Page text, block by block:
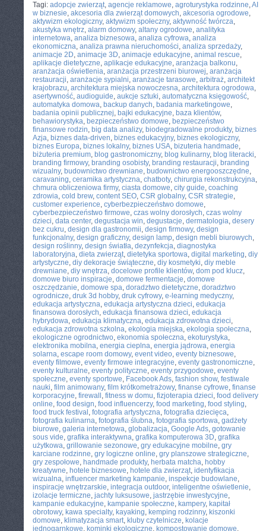
Tagi: adopcje zwierząt, agencje reklamowe, agroturystyka rodzinne,AI
w biznesie, akcesoria dla zwierząt domowych, akcesoria ogrodowe,
aktywizm ekologiczny, aktywizm społeczny, aktywność twórcza,
akustyka wnętrz, alarm domowy, altany ogrodowe, analityka
internetowa, analiza biznesowa, analiza cyfrowa, analiza
ekonomiczna, analiza prawna nieruchomości, analiza sprzedaży,
animacje 2D, animacje 3D, animacje edukacyjne, animal rescue,
aplikacje dietetyczne, aplikacje edukacyjne, aranżacja balkonu,
aranżacja oświetlenia, aranżacja przestrzeni biurowej, aranżacja
restauracji, aranżacje sypialni, aranżacje tarasowe, arbitraż, architekt
krajobrazu, architektura miejska nowoczesna, architektura ogrodowa,
asertywność, audioguide, aukcje sztuki, automatyczna księgowość,
automatyka domowa, backup danych, badania marketingowe,
badania opinii publicznej, bajki edukacyjne, baza klientów,
behawiorystyka, bezpieczeństwo domowe, bezpieczeństwo
finansowe rodzin, big data analizy, biodegradowalne produkty, biznes
Azja, biznes data-driven, biznes edukacyjny, biznes ekologiczny,
biznes Europa, biznes lokalny, biznes USA, bizuteria handmade,
biżuteria premium, blog gastronomiczny, blog kulinarny, blog literacki,
branding firmowy, branding osobisty, branding restauracji, branding
wizualny, budownictwo drewniane, budownictwo energooszczędne,
caravaning, ceramika artystyczna, chatboty, chirurgia rekonstrukcyjna,
chmura obliczeniowa firmy, ciasta domowe, city guide, coaching
zdrowia, cold brew, content SEO, CSR globalny, CSR strategie,
customer experience, cyberbezpieczeństwo domowe,
cyberbezpieczeństwo firmowe, czas wolny dorosłych, czas wolny
dzieci, data center, degustacja win, degustacje, dermatologia, desery
bez cukru, design dla gastronomii, design firmowy, design
funkcjonalny, design graficzny, design lamp, design mebli biurowych,
design roślinny, design światła, dezynfekcja, diagnostyka
laboratoryjna, dieta zwierząt, dietetyka sportowa, digital marketing, diy
artystyczne, diy dekoracje świąteczne, diy kosmetyki, diy meble
drewniane, diy wnętrza, docelowe profile klientów, dom pod klucz,
domowe biuro inspiracje, domowe fermentacje, domowe
oszczędzanie, domowe spa, doradztwo dietetyczne, doradztwo
ogrodnicze, druk 3d hobby, druk cyfrowy, e-learning medyczny,
edukacja artystyczna, edukacja artystyczna dzieci, edukacja
finansowa dorosłych, edukacja finansowa dzieci, edukacja
hybrydowa, edukacja klimatyczna, edukacja zdrowotna dzieci,
edukacja zdrowotna szkolna, ekologia miejska, ekologia społeczna,
ekologiczne ogrodnictwo, ekonomia społeczna, ekoturystyka,
elektronika mobilna, energia cieplna, energia jądrowa, energia
solarna, escape room domowy, event video, eventy biznesowe,
eventy filmowe, eventy firmowe integracyjne, eventy gastronomiczne,
eventy kulturalne, eventy polityczne, eventy przygodowe, eventy
społeczne, eventy sportowe, Facebook Ads, fashion show, festiwale
nauki, film animowany, film krótkometrażowy, finanse cyfrowe, finanse
korporacyjne, firewall , fitness w domu, fizjoterapia dzieci, food delivery
online, food design, food influencerzy, food marketing, food styling,
food truck festival , fotografia artystyczna, fotografia dziecięca,
fotografia kulinarna, fotografia ślubna, fotografia sportowa, gadżety
biurowe, galeria internetowa, globalizacja, Google Ads, gotowanie
sous vide, grafika interaktywna, grafika komputerowa 3D, grafika
użytkowa, grillowanie sezonowe, gry edukacyjne mobilne, gry
karciane rodzinne, gry logiczne online, gry planszowe strategiczne,
gry zespołowe, handmade produkty, herbata matcha, hobby
kreatywne, hotele biznesowe, hotele dla zwierząt, identyfikacja
wizualna, influencer marketing kampanie, inspekcje budowlane,
inspiracje wnętrzarskie, integracja outdoor, inteligentne oświetlenie,
izolacje termiczne, jachty luksusowe, jastrzębie inwestycyjne,
kampanie edukacyjne, kampanie społeczne, kampery, kapitał
obrotowy, kawa specialty, kayaking, kemping rodzinny, kiszonki
domowe, klimatyzacja smart, kluby czytelnicze, kolacje
jednogarnkowe, kominki ekologiczne, kompostowanie domowe,